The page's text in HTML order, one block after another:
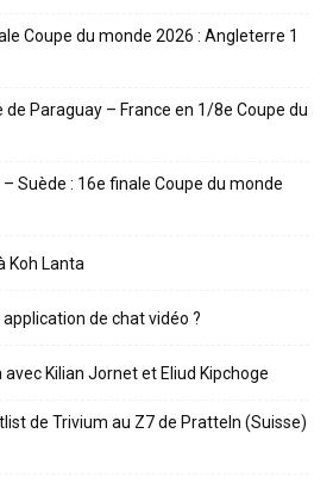
Coupe du monde 2026 : Angleterre 1
de Paraguay – France en 1/8e Coupe du
Suède : 16e finale Coupe du monde
Koh Lanta
de chat vidéo ?
Kilian Jornet et Eliud Kipchoge
de Trivium au Z7 de Pratteln (Suisse)